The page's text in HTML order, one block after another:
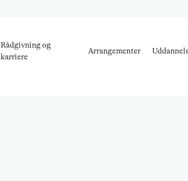
Rådgivning og
karriere
Arrangementer